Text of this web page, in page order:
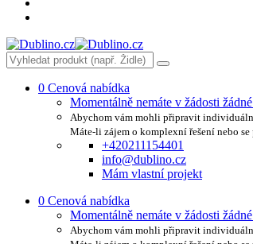
0 Cenová nabídka
Momentálně nemáte v žádosti
Abychom vám mohli připravit
Máte-li zájem o komplexní řešení nebo
+420211154401
info@dublino.cz
Mám vlastní projekt
0 Cenová nabídka
Momentálně nemáte v žádosti
Abychom vám mohli připravit